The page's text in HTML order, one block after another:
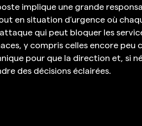
implique une grande
en situation d’urgence où
qui peut bloquer les
y compris celles encore
pour que la direction et, si
des décisions éclairées.